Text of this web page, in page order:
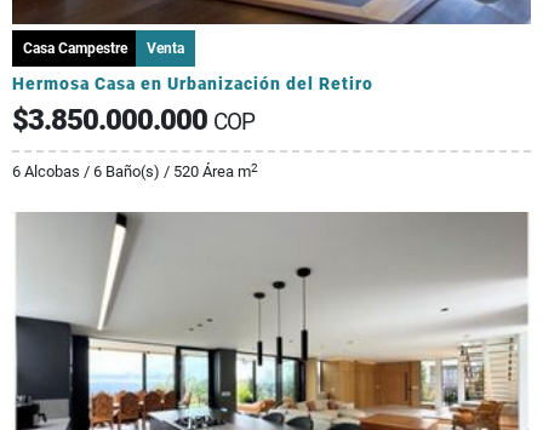
Casa Campestre Venta
Hermosa Casa en Urbanización del Retiro
$3.850.000.000 COP
6 Alcobas / 6 Baño(s) / 520 Área m2